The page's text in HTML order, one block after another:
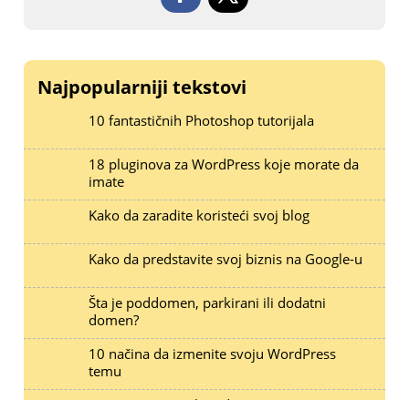
Najpopularniji tekstovi
10 fantastičnih Photoshop tutorijala
18 pluginova za WordPress koje morate da
imate
Kako da zaradite koristeći svoj blog
Kako da predstavite svoj biznis na Google-u
Šta je poddomen, parkirani ili dodatni
domen?
10 načina da izmenite svoju WordPress
temu